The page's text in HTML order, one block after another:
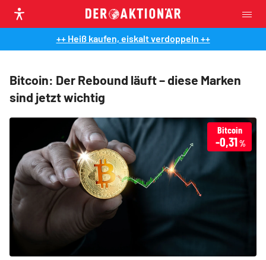
++ Heiß kaufen, eiskalt verdoppeln ++
Bitcoin: Der Rebound läuft – diese Marken
sind jetzt wichtig
Bitcoin
-0,31%